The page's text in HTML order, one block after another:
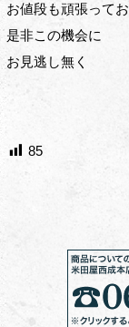
お値段も頑張ってお
是非この機会に
お見逃し無く
85